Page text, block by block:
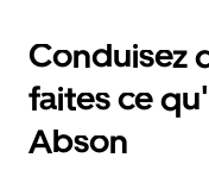
Conduisez
faites ce
Abson